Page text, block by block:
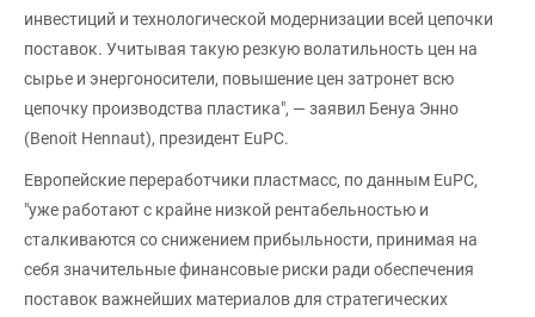
инвестиций и технологической модернизации всей цепочки
поставок. Учитывая такую резкую волатильность цен на
сырье и энергоносители, повышение цен затронет всю
цепочку производства пластика", — заявил Бенуа Энно
(Benoit Hennaut), президент EuPC.
Европейские переработчики пластмасс, по данным EuPC,
"уже работают с крайне низкой рентабельностью и
сталкиваются со снижением прибыльности, принимая на
себя значительные финансовые риски ради обеспечения
поставок важнейших материалов для стратегических